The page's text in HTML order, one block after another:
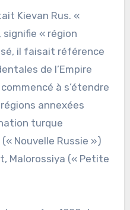
Kievan Rus. «
signifie « région
il faisait référence
de l’Empire
à s’étendre
annexées
turque
Nouvelle Russie »)
Malorossiya (« Petite